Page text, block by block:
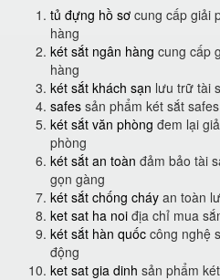
tủ đựng hồ sơ cung cấp giải
hàng
két sắt ngân hàng cung cấp
hàng
két sắt khách sạn lưu trữ tài
safes sản phẩm két sắt
két sắt văn phòng đem lại
phòng
két sắt an toàn đảm bảo tài
gọn gàng
két sắt chống cháy an toàn
ket sat ha noi địa chỉ mua
két sắt hàn quốc công nghệ
động
ket sat gia dinh sản phẩm